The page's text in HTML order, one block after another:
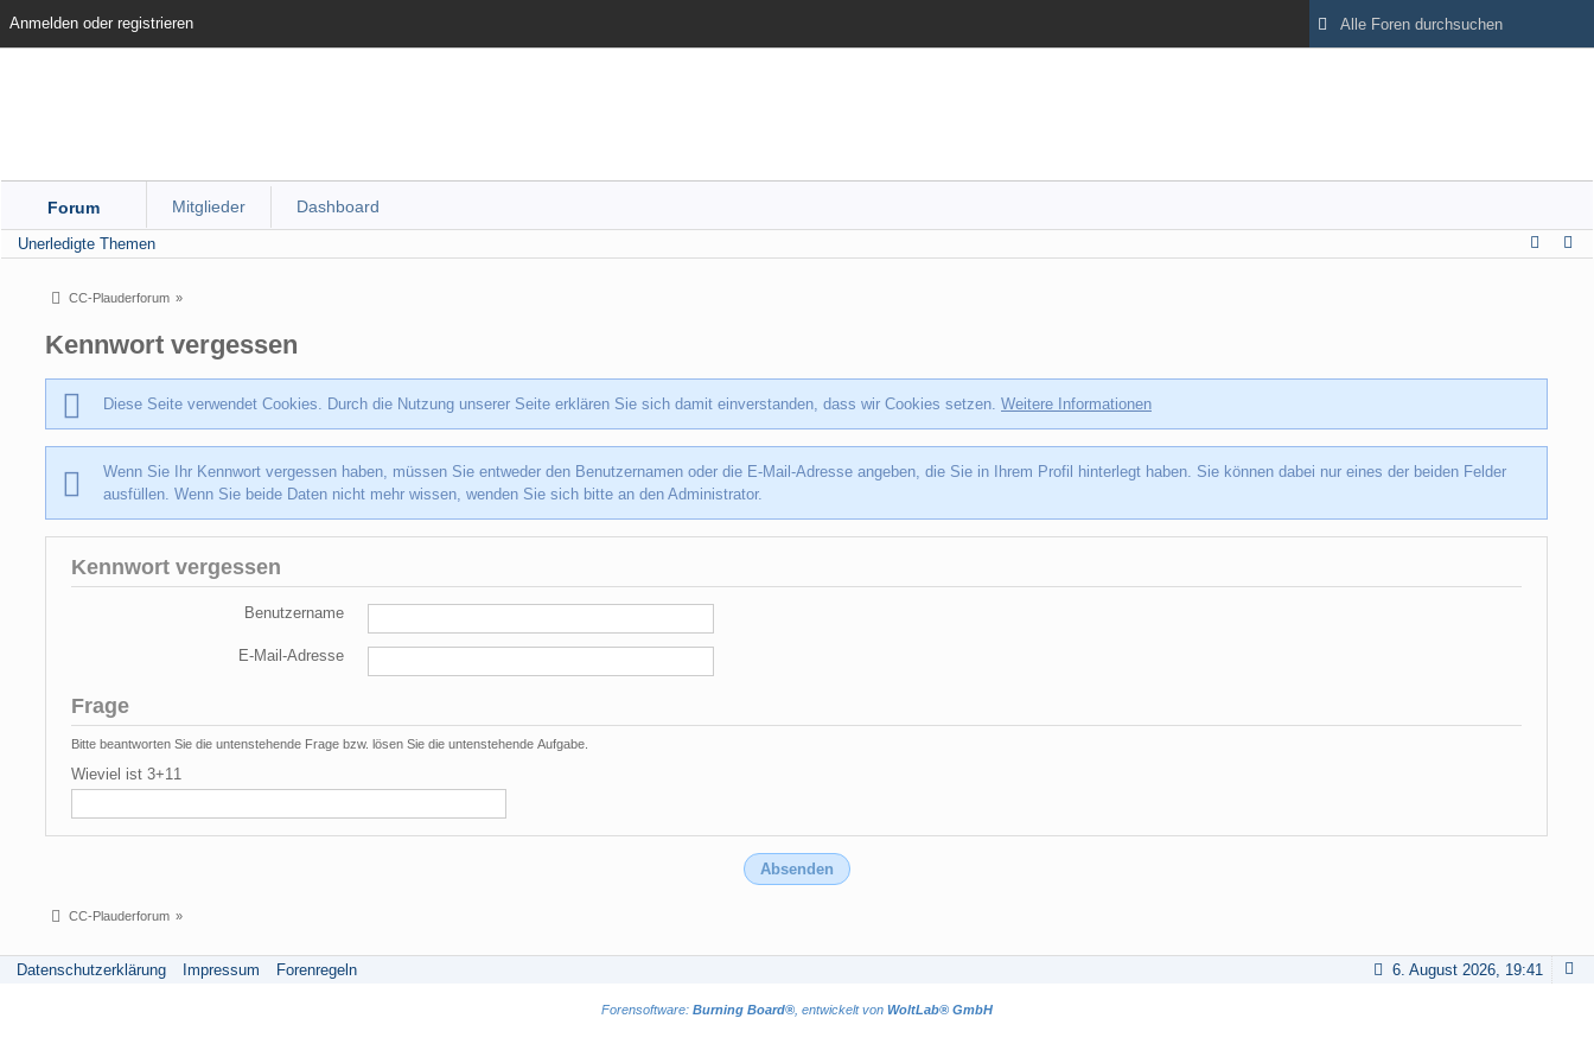
Anmelden oder registrieren
Forum Mitglieder Dashboard
Unerledigte Themen
CC-Plauderforum »
Kennwort vergessen
Diese Seite verwendet Cookies. Durch die Nutzung unserer Seite erklären Sie sich damit einverstanden, dass wir Cookies setzen. Weitere Informationen
Wenn Sie Ihr Kennwort vergessen haben, müssen Sie entweder den Benutzernamen oder die E-Mail-Adresse angeben, die Sie in Ihrem Profil hinterlegt haben. Sie können dabei nur eines der beiden Felder
ausfüllen. Wenn Sie beide Daten nicht mehr wissen, wenden Sie sich bitte an den Administrator.
Kennwort vergessen
Benutzername
E-Mail-Adresse
Frage
Bitte beantworten Sie die untenstehende Frage bzw. lösen Sie die untenstehende Aufgabe.
Wieviel ist 3+11
CC-Plauderforum »
Datenschutzerklärung Impressum Forenregeln 6. August 2026, 19:41
Forensoftware: Burning Board® , entwickelt von WoltLab® GmbH